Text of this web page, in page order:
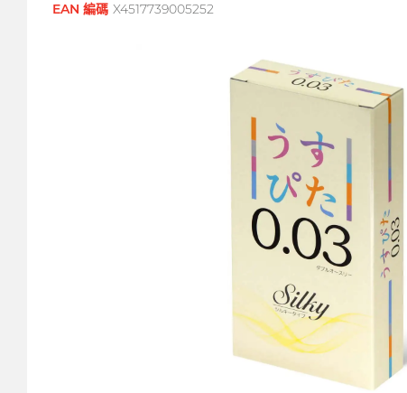
EAN 編碼 X4517739005252